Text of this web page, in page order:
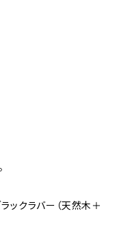
ックラバー（天然木＋